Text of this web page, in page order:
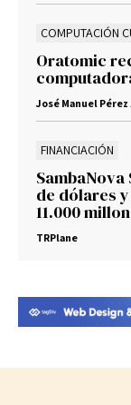
COMPUTACIÓN
Oratomic
José Manuel
FINANCIACIÓN
de dólares
11.000
TRPlane